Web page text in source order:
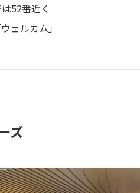
52番近く
ェルカム」
ズ